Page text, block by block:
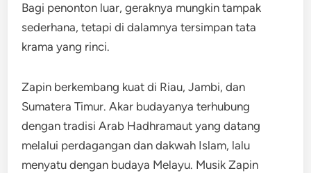
Bagi penonton luar, geraknya mungkin tampak
sederhana, tetapi di dalamnya tersimpan tata
krama yang rinci.
Zapin berkembang kuat di Riau, Jambi, dan
Sumatera Timur. Akar budayanya terhubung
dengan tradisi Arab Hadhramaut yang datang
melalui perdagangan dan dakwah Islam, lalu
menyatu dengan budaya Melayu. Musik Zapin